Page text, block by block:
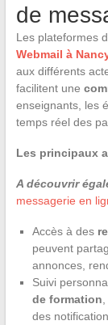
de
Les plateformes
Webmail à
aux différents
facilitent une
enseignants, les
temps réel des
Les principaux
A découvrir
messagerie en
Accès à des
peuvent
annonces,
Suivi
de formation
des